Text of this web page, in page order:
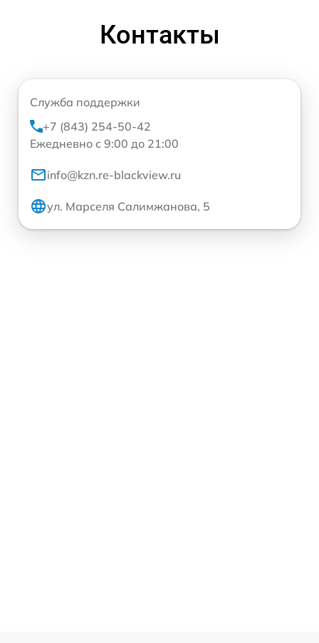
Контакты
Служба поддержки
+7 (843) 254-50-42
Ежедневно с 9:00 до 21:00
info@kzn.re-blackview.ru
ул. Марселя Салимжанова, 5